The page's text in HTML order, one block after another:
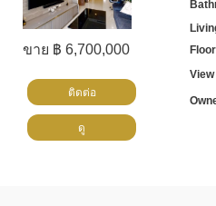
ขาย ฿ 6,700,000
ติดต่อ
ดู